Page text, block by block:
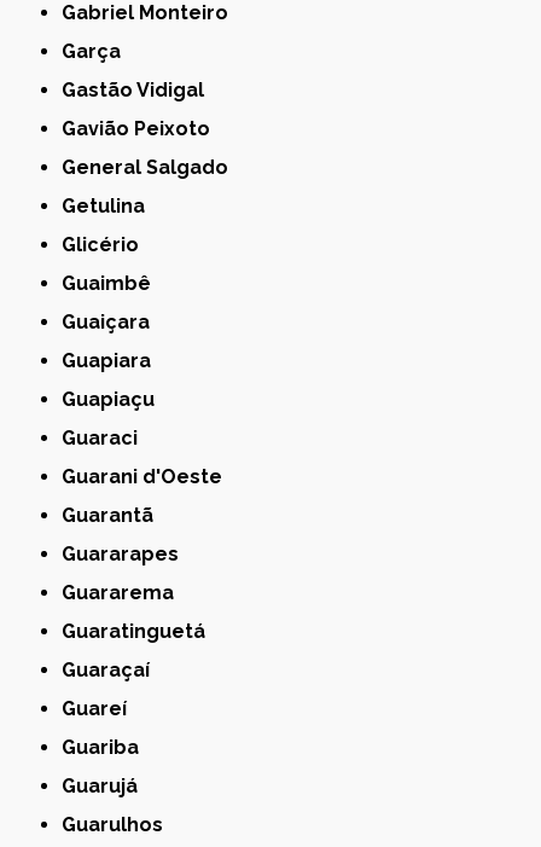
Gabriel Monteiro
Garça
Gastão Vidigal
Gavião Peixoto
General Salgado
Getulina
Glicério
Guaimbê
Guaiçara
Guapiara
Guapiaçu
Guaraci
Guarani d'Oeste
Guarantã
Guararapes
Guararema
Guaratinguetá
Guaraçaí
Guareí
Guariba
Guarujá
Guarulhos